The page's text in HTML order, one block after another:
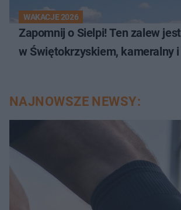
WAKACJE 2026
Zapomnij o Sielpi! Ten zalew
w Świętokrzyskiem, kameralny
NAJNOWSZE NEWSY: